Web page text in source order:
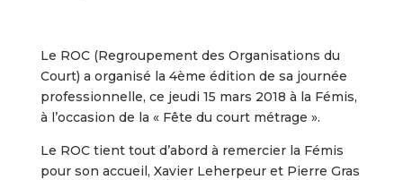
Le ROC (Regroupement des Organisations du
Court) a organisé la 4ème édition de sa journée
professionnelle, ce jeudi 15 mars 2018 à la Fémis,
à l’occasion de la « Fête du court métrage ».
Le ROC tient tout d’abord à remercier la Fémis
pour son accueil, Xavier Leherpeur et Pierre Gras